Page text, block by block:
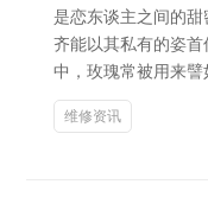
是恋东谈主之间的
齐能以其私有的姿
中，玫瑰常被用来
维修资讯